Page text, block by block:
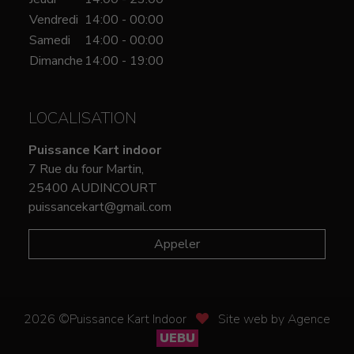
Vendredi 14:00 - 00:00
Samedi
14:00 - 00:00
Dimanche 14:00 - 19:00
LOCALISATION
Puissance Kart indoor
7 Rue du four Martin,
25400 AUDINCOURT
puissancekart@gmail.com
Appeler
2026 ©Puissance Kart Indoor
Site web by Agence
UEBU